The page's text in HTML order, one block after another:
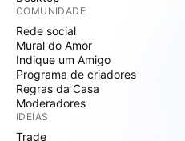
COMUNIDADE
Rede social
Mural do Amor
Indique um Amigo
Programa de criadores
Regras da Casa
Moderadores
IDEIAS
Trade